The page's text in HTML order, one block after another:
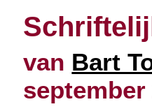
van Bart
september